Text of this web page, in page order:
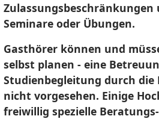
Zulassungsbeschränkungen
Seminare oder Übungen.
Gasthörer können und
selbst planen - eine
Studienbegleitung durch die
nicht vorgesehen. Einige
freiwillig spezielle